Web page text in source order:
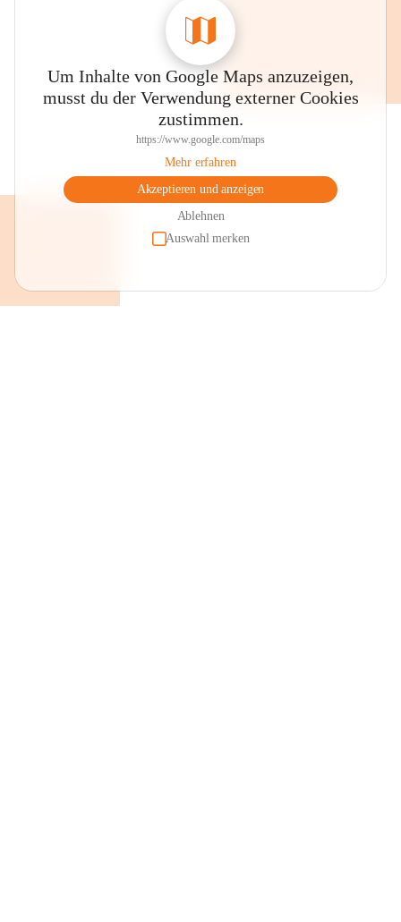
Um Inhalte von Google Maps anzuzeigen,
musst du der Verwendung externer Cookies
zustimmen.
https://www.google.com/maps
Mehr erfahren
Akzeptieren und anzeigen
Ablehnen
Auswahl merken